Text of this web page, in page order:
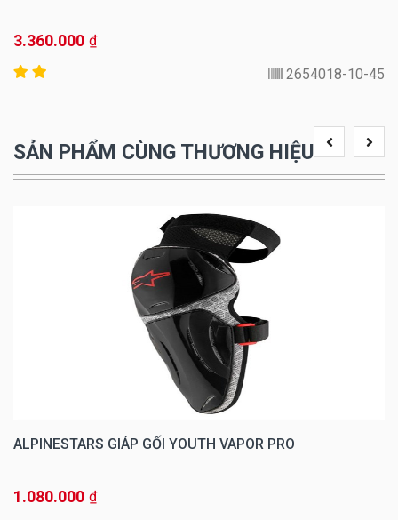
3.360.000 ₫
2654018-10-45
SẢN PHẨM CÙNG THƯƠNG HIỆU
ALPINESTARS GIÁP GỐI YOUTH VAPOR PRO
1.080.000 ₫